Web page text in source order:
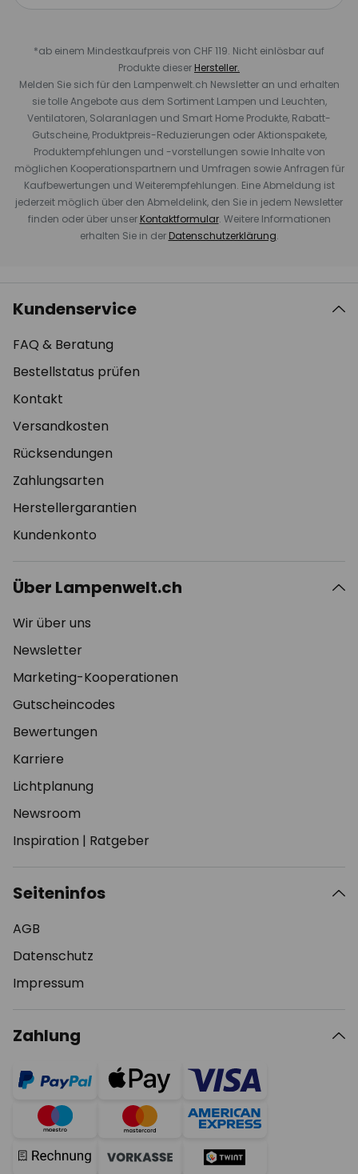
*ab einem Mindestkaufpreis von CHF 119. Nicht einlösbar auf
Produkte dieser Hersteller.
Melden Sie sich für den Lampenwelt.ch Newsletter an und erhalten
sie tolle Angebote aus dem Sortiment Lampen und Leuchten,
Ventilatoren, Solaranlagen und Smart Home Produkte, Rabatt-
Gutscheine, Produktpreis-Reduzierungen oder Aktionspakete,
Produktempfehlungen und -vorstellungen sowie Inhalte von
möglichen Kooperationspartnern und Umfragen sowie Anfragen für
Kaufbewertungen und Weiterempfehlungen. Eine Abmeldung ist
jederzeit möglich über den Abmeldelink, den Sie in jedem Newsletter
finden oder über unser Kontaktformular. Weitere Informationen
erhalten Sie in der Datenschutzerklärung.
Kundenservice
FAQ & Beratung
Bestellstatus prüfen
Kontakt
Versandkosten
Rücksendungen
Zahlungsarten
Herstellergarantien
Kundenkonto
Über Lampenwelt.ch
Wir über uns
Newsletter
Marketing-Kooperationen
Gutscheincodes
Bewertungen
Karriere
Lichtplanung
Newsroom
Inspiration | Ratgeber
Seiteninfos
AGB
Datenschutz
Impressum
Zahlung